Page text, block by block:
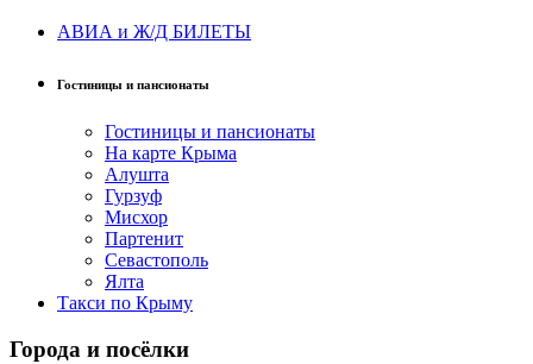
АВИА и Ж/Д БИЛЕТЫ
Гостиницы и пансионаты
Гостиницы и пансионаты
На карте Крыма
Алушта
Гурзуф
Мисхор
Партенит
Севастополь
Ялта
Такси по Крыму
Города и посёлки